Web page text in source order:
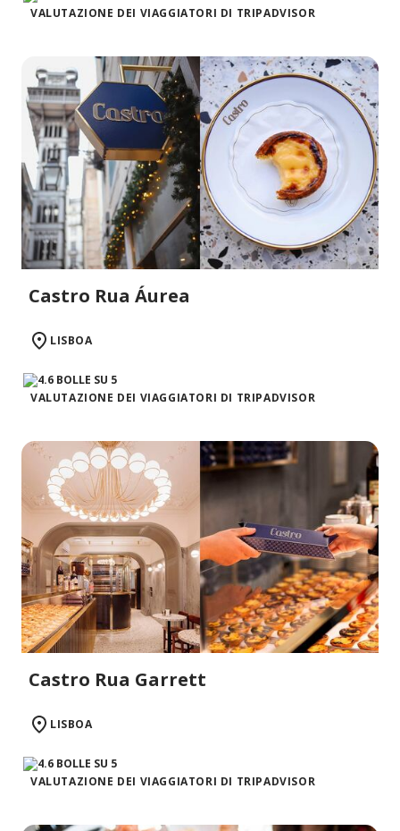
VALUTAZIONE DEI VIAGGIATORI DI TRIPADVISOR
Castro Rua Áurea
LISBOA
VALUTAZIONE DEI VIAGGIATORI DI TRIPADVISOR
Castro Rua Garrett
LISBOA
VALUTAZIONE DEI VIAGGIATORI DI TRIPADVISOR